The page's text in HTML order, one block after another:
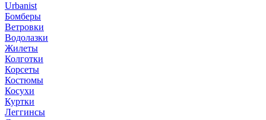
Urbanist
Бомберы
Ветровки
Водолазки
Жилеты
Колготки
Корсеты
Костюмы
Косухи
Куртки
Леггинсы